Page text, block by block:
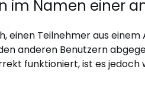
im Namen einer
einen Teilnehmer aus
anderen Benutzern
funktioniert, ist es